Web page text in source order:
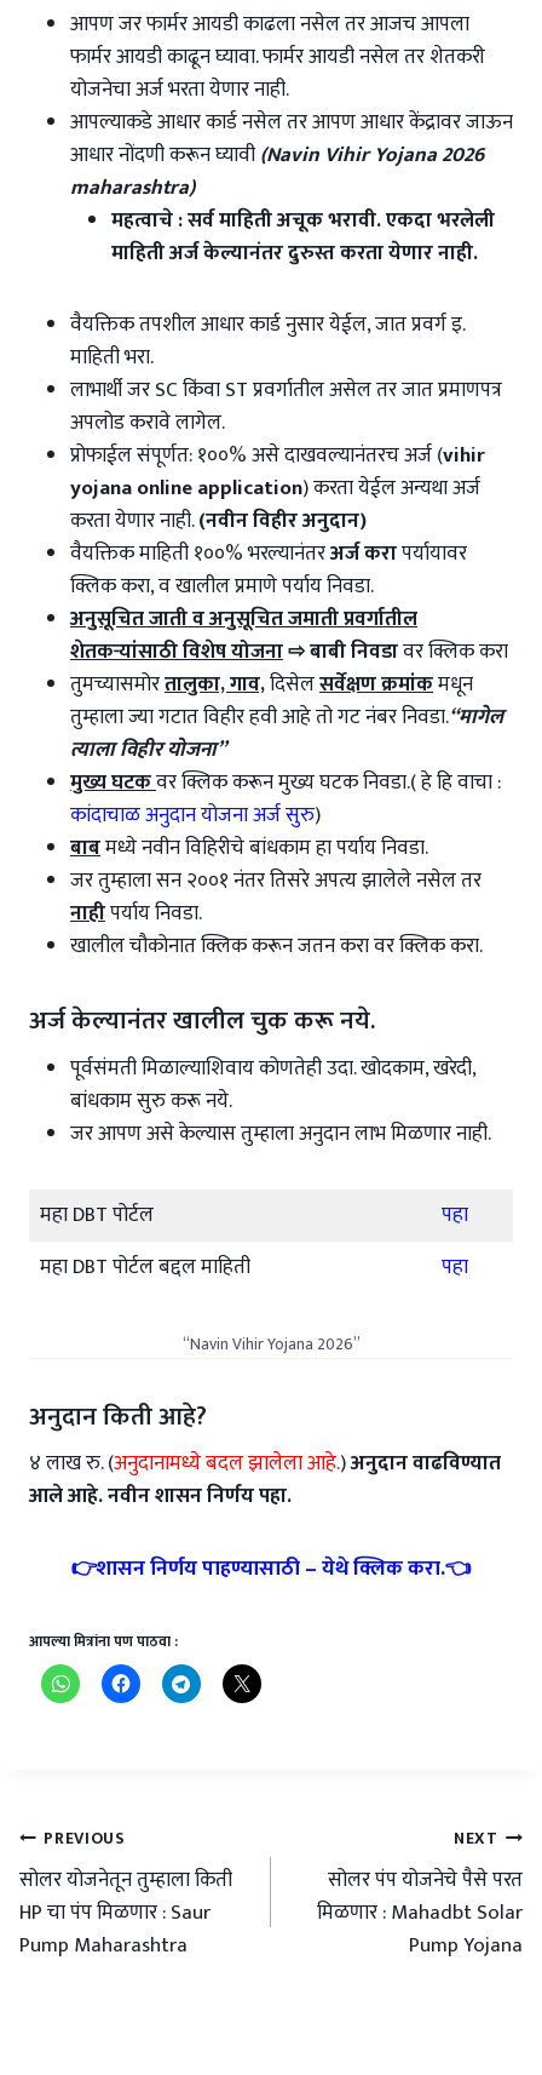
आपण जर फार्मर आयडी काढला नसेल तर आजच आपला
फार्मर आयडी काढून घ्यावा. फार्मर आयडी नसेल तर शेतकरी
योजनेचा अर्ज भरता येणार नाही.
आपल्याकडे आधार कार्ड नसेल तर आपण आधार केंद्रावर जाऊन
आधार नोंदणी करून घ्यावी(Navin Vihir Yojana 2026
maharashtra)
महत्वाचे : सर्व माहिती अचूक भरावी. एकदा भरलेली
माहिती अर्ज केल्यानंतर दुरुस्त करता येणार नाही.
वैयक्तिक तपशील आधार कार्ड नुसार येईल, जात प्रवर्ग इ.
माहिती भरा.
लाभार्थी जर SC किंवा ST प्रवर्गातील असेल तर जात प्रमाणपत्र
अपलोड करावे लागेल.
प्रोफाईल संपूर्णत: १००% असे दाखवल्यानंतरच अर्ज (vihir
yojana online application) करता येईल अन्यथा अर्ज
करता येणार नाही.(नवीन विहीर अनुदान)
वैयक्तिक माहिती १००% भरल्यानंतरअर्ज करापर्यायावर
क्लिक करा, व खालील प्रमाणे पर्याय निवडा.
अनुसूचित जाती व अनुसूचित जमाती प्रवर्गातील
शेतकऱ्यांसाठी विशेष योजना⇨बाबी निवडावर क्लिक करा
तुमच्यासमोरतालुका, गाव,दिसेलसर्वेक्षण क्रमांकमधून
तुम्हाला ज्या गटात विहीर हवी आहे तो गट नंबर निवडा.“मागेल
त्याला विहीर योजना”
मुख्य घटकवर क्लिक करून मुख्य घटक निवडा.( हे हि वाचा :
कांदाचाळ अनुदान योजना अर्ज सुरु)
बाबमध्ये नवीन विहिरीचे बांधकाम हा पर्याय निवडा.
जर तुम्हाला सन २००१ नंतर तिसरे अपत्य झालेले नसेल तर
नाहीपर्याय निवडा.
खालील चौकोनात क्लिक करून जतन करा वर क्लिक करा.
अर्ज केल्यानंतर खालील चुक करू नये.
पूर्वसंमती मिळाल्याशिवाय कोणतेही उदा. खोदकाम, खरेदी,
बांधकाम सुरु करू नये.
जर आपण असे केल्यास तुम्हाला अनुदान लाभ मिळणार नाही.
महा DBT पोर्टल
पहा
महा DBT पोर्टल बद्दल माहिती
पहा
“Navin Vihir Yojana 2026”
अनुदान किती आहे?
४ लाख रु. (अनुदानामध्ये बदल झालेला आहे.)अनुदान वाढविण्यात
आले आहे. नवीन शासन निर्णय पहा.
👉शासन निर्णय पाहण्यासाठी – येथे क्लिक करा.👈
आपल्या मित्रांना पण पाठवा :
Post
navigation
PREVIOUS
सोलर योजनेतून तुम्हाला किती
HP चा पंप मिळणार : Saur
Pump Maharashtra
NEXT
सोलर पंप योजनेचे पैसे परत
मिळणार : Mahadbt Solar
Pump Yojana